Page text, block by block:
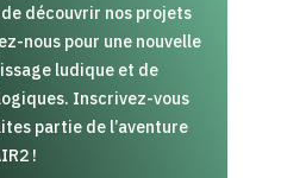
découvrir nos projets
nous pour une nouvelle
ludique et de
Inscrivez-vous
partie de l’aventure
!